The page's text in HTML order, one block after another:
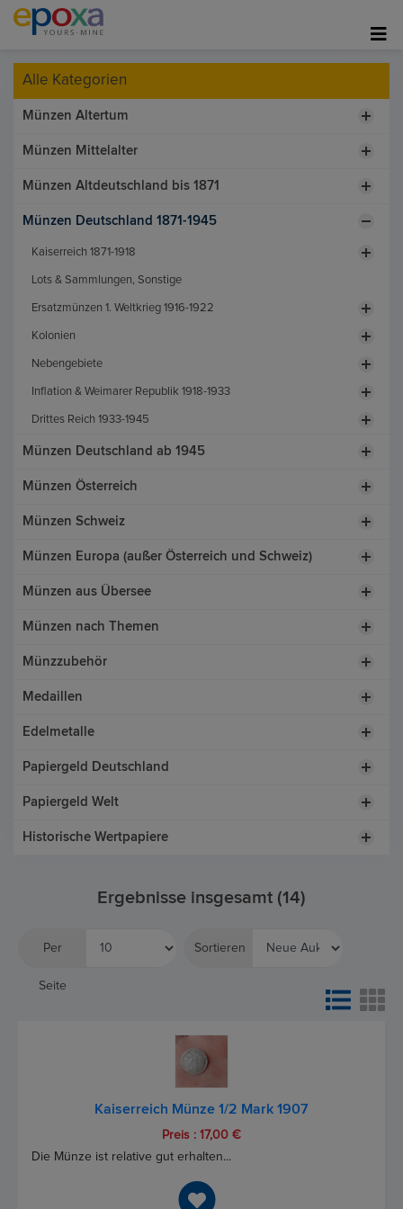
Alle Kategorien
Münzen Altertum
Münzen Mittelalter
Münzen Altdeutschland bis 1871
Münzen Deutschland 1871-1945
Kaiserreich 1871-1918
Lots & Sammlungen, Sonstige
Ersatzmünzen 1. Weltkrieg 1916-1922
Kolonien
Nebengebiete
Inflation & Weimarer Republik 1918-1933
Drittes Reich 1933-1945
Münzen Deutschland ab 1945
Münzen Österreich
Münzen Schweiz
Münzen Europa (außer Österreich und Schweiz)
Münzen aus Übersee
Münzen nach Themen
Münzzubehör
Medaillen
Edelmetalle
Papiergeld Deutschland
Papiergeld Welt
Historische Wertpapiere
Ergebnisse insgesamt (14)
Per
Seite
Sortieren
Kaiserreich Münze 1/2 Mark 1907
Preis : 17,00 €
Die Münze ist relative gut erhalten...